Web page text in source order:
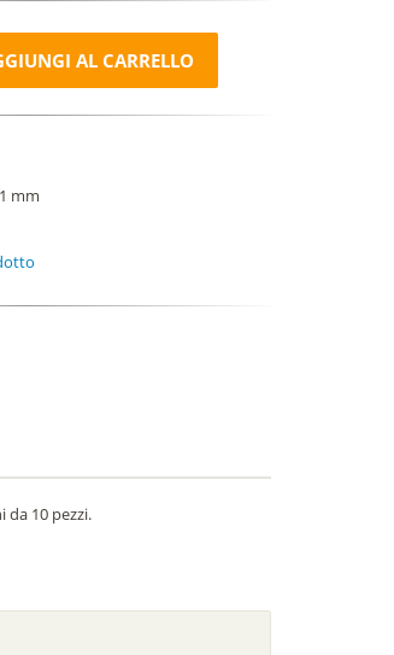
AL CARRELLO
mm
10 pezzi.